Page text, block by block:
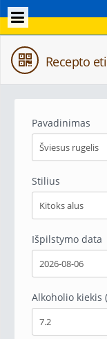
Recepto
Pavadinimas
Stilius
Išpilstymo data
Alkoholio kiekis